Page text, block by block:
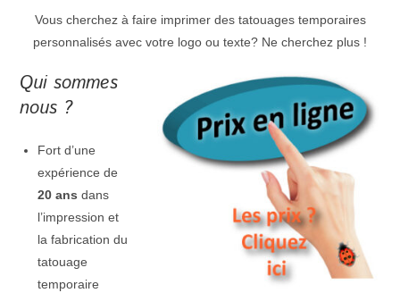
Vous cherchez à faire imprimer des tatouages temporaires
personnalisés avec votre logo ou texte? Ne cherchez plus !
Qui sommes
nous ?
Fort d’une
expérience de
20 ans dans
l’impression et
la fabrication du
tatouage
temporaire